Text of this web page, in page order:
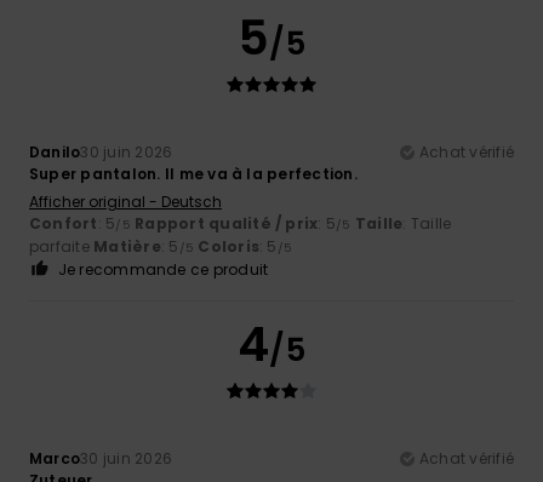
5/5
Danilo30 juin 2026
Achat vérifié
Super pantalon. Il me va à la perfection.
Afficher original - Deutsch
Confort: 5/5 Rapport qualité / prix: 5/5 Taille: Taille
parfaite Matière: 5 /5 Coloris: 5 /5
Je recommande ce produit
4/5
Marco30 juin 2026
Achat vérifié